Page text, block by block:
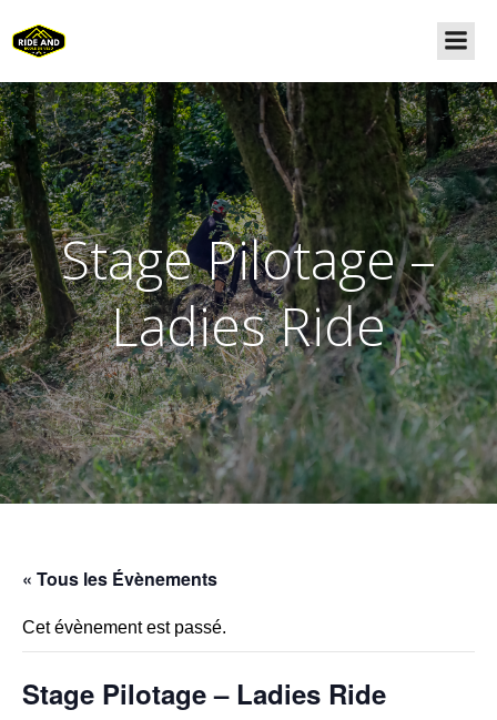
Stage Pilotage –
Ladies Ride
« Tous les Évènements
Cet évènement est passé.
Stage Pilotage – Ladies Ride